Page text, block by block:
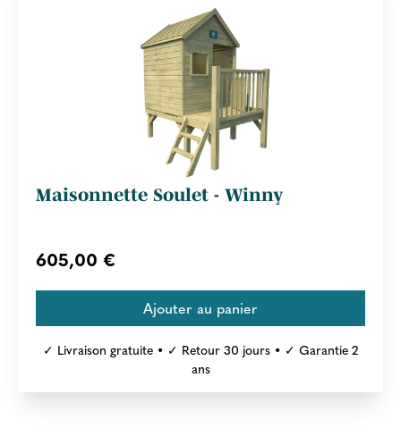
Maisonnette Soulet - Winny
605,00 €
✓ Livraison gratuite • ✓ Retour 30 jours • ✓ Garantie 2
ans